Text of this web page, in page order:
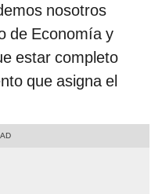
nosotros
de Economía y
estar completo
que asigna el